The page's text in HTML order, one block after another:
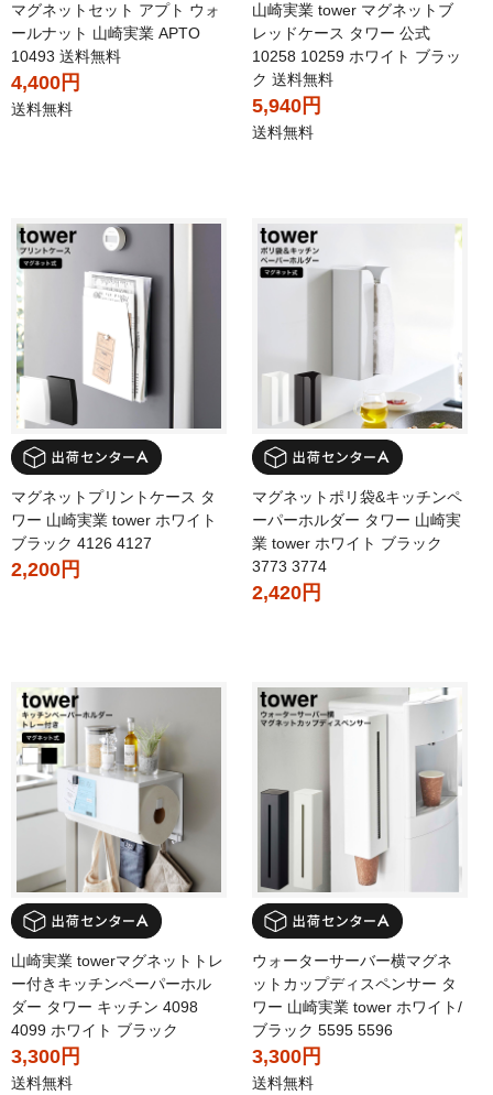
マグネットセット アプト ウォ
ールナット 山崎実業 APTO
10493 送料無料
4,400円
送料無料
山崎実業 tower マグネットブ
レッドケース タワー 公式
10258 10259 ホワイト ブラッ
ク 送料無料
5,940円
送料無料
マグネットプリントケース タ
ワー 山崎実業 tower ホワイト
ブラック 4126 4127
2,200円
マグネットポリ袋&キッチンペ
ーパーホルダー タワー 山崎実
業 tower ホワイト ブラック
3773 3774
2,420円
山崎実業 towerマグネットトレ
ー付きキッチンペーパーホル
ダー タワー キッチン 4098
4099 ホワイト ブラック
3,300円
送料無料
ウォーターサーバー横マグネ
ットカップディスペンサー タ
ワー 山崎実業 tower ホワイト/
ブラック 5595 5596
3,300円
送料無料